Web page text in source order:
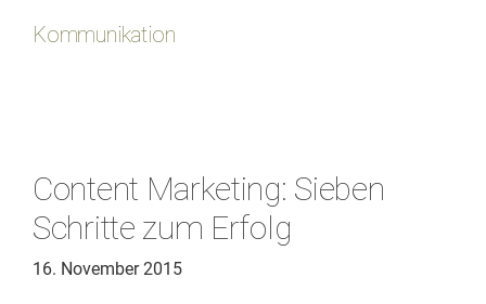
Kommunikation
Content Marketing: Sieben
Schritte zum Erfolg
16. November 2015